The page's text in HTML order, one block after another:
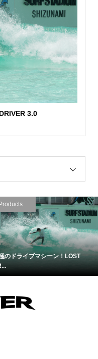
3.0
Products
のドライブマシーン！LOST